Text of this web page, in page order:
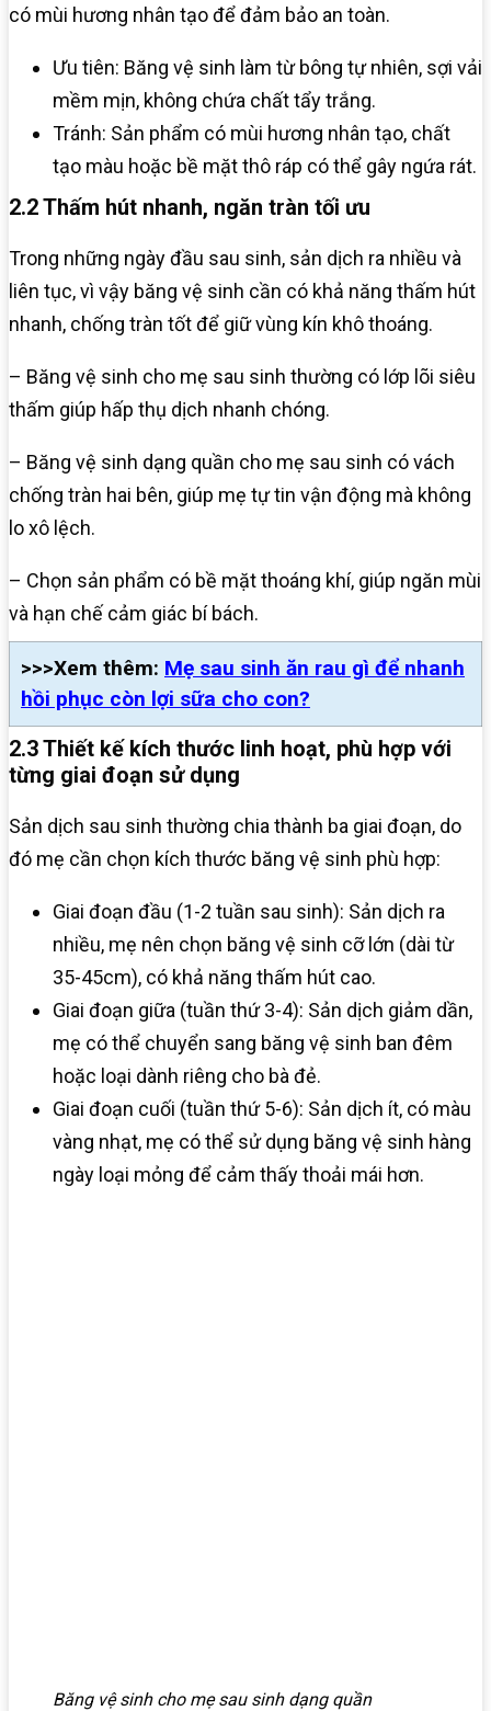
có mùi hương nhân tạo để đảm bảo an toàn.
Ưu tiên: Băng vệ sinh làm từ bông tự nhiên, sợi vải
mềm mịn, không chứa chất tẩy trắng.
Tránh: Sản phẩm có mùi hương nhân tạo, chất
tạo màu hoặc bề mặt thô ráp có thể gây ngứa rát.
2.2 Thấm hút nhanh, ngăn tràn tối ưu
Trong những ngày đầu sau sinh, sản dịch ra nhiều và
liên tục, vì vậy băng vệ sinh cần có khả năng thấm hút
nhanh, chống tràn tốt để giữ vùng kín khô thoáng.
– Băng vệ sinh cho mẹ sau sinh thường có lớp lõi siêu
thấm giúp hấp thụ dịch nhanh chóng.
– Băng vệ sinh dạng quần cho mẹ sau sinh có vách
chống tràn hai bên, giúp mẹ tự tin vận động mà không
lo xô lệch.
– Chọn sản phẩm có bề mặt thoáng khí, giúp ngăn mùi
và hạn chế cảm giác bí bách.
>>>Xem thêm: Mẹ sau sinh ăn rau gì để nhanh
hồi phục còn lợi sữa cho con?
2.3 Thiết kế kích thước linh hoạt, phù hợp với
từng giai đoạn sử dụng
Sản dịch sau sinh thường chia thành ba giai đoạn, do
đó mẹ cần chọn kích thước băng vệ sinh phù hợp:
Giai đoạn đầu (1-2 tuần sau sinh): Sản dịch ra
nhiều, mẹ nên chọn băng vệ sinh cỡ lớn (dài từ
35-45cm), có khả năng thấm hút cao.
Giai đoạn giữa (tuần thứ 3-4): Sản dịch giảm dần,
mẹ có thể chuyển sang băng vệ sinh ban đêm
hoặc loại dành riêng cho bà đẻ.
Giai đoạn cuối (tuần thứ 5-6): Sản dịch ít, có màu
vàng nhạt, mẹ có thể sử dụng băng vệ sinh hàng
ngày loại mỏng để cảm thấy thoải mái hơn.
Băng vệ sinh cho mẹ sau sinh dạng quần